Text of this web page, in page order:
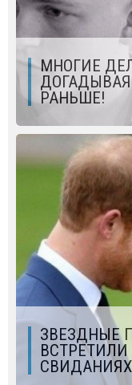
МНОГИЕ
РАНЬШЕ!
ЗВЕЗДНЫЕ
ВСТРЕТИЛИ